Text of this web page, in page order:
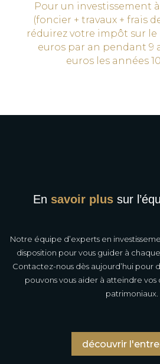
Pour un investissement
(foncier + travaux + frais
réduirez votre impôt sur le
euros par an pendant 9
euros les années 10,
En savoir plussur
Notre équipe d’experts en
disposition pour vous guider à
Contactez-nous dès aujourd’hui pour
pouvons vous aider à atteindre
patrimoniaux.
découvrir